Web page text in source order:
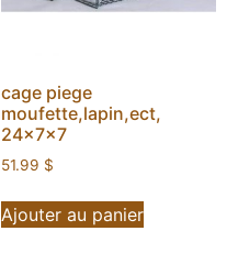
cage piege
moufette,lapin,ect,
24x7x7
51.99 $
Ajouter au panier